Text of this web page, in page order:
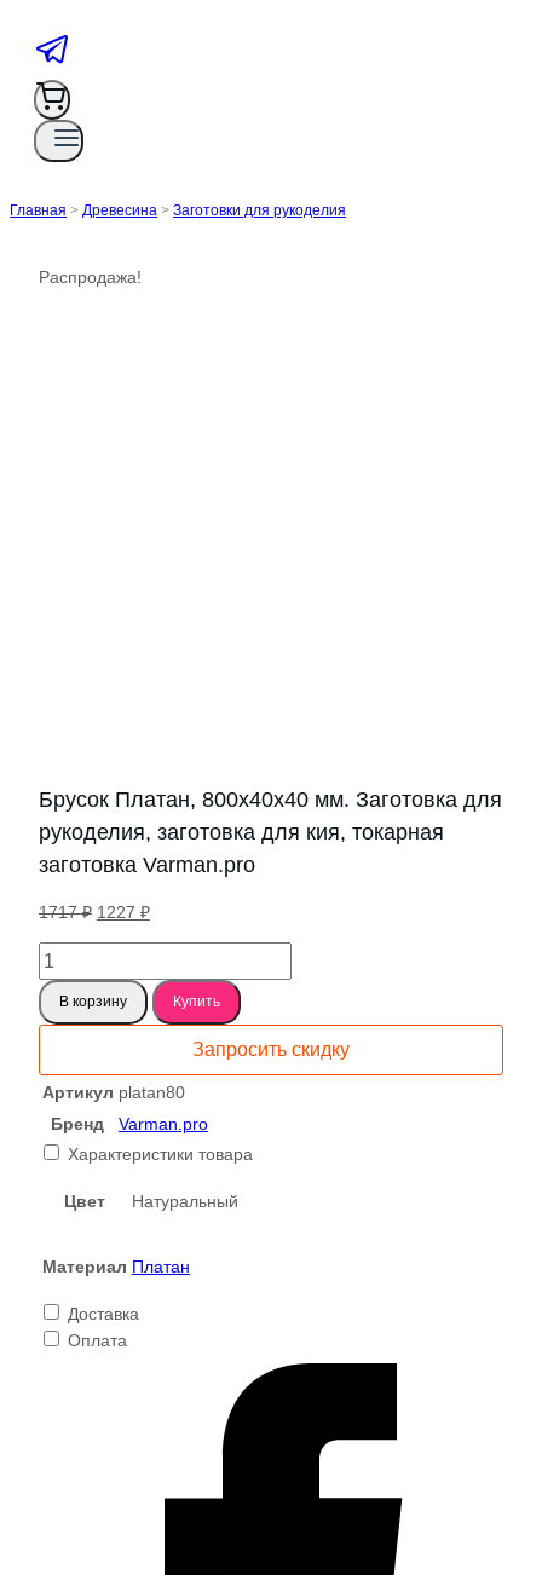
Главная > Древесина > Заготовки для рукоделия
Распродажа!
Брусок Платан, 800х40х40 мм. Заготовка для
рукоделия, заготовка для кия, токарная
заготовка Varman.pro
1717₽ Первоначальная
1717 ₽.
1227 ₽Текущая
Количество
товара
Брусок
Платан,
мм.
Заготовка
для
рукоделия,
заготовка
токарная
заготовка
Varman.pro
В корзину Купить
Запросить скидку
Артикул platan80
Бренд
Varman.pro
Характеристики товара
Цвет Натуральный
Материал Платан
Доставка
Оплата